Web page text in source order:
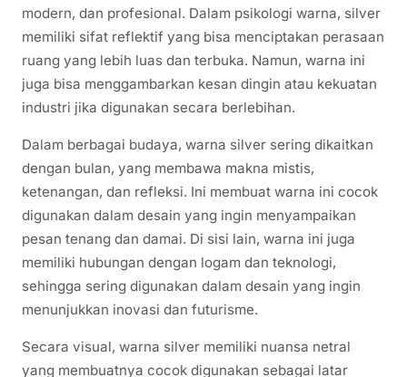
modern, dan profesional. Dalam psikologi warna, silver
memiliki sifat reflektif yang bisa menciptakan perasaan
ruang yang lebih luas dan terbuka. Namun, warna ini
juga bisa menggambarkan kesan dingin atau kekuatan
industri jika digunakan secara berlebihan.
Dalam berbagai budaya, warna silver sering dikaitkan
dengan bulan, yang membawa makna mistis,
ketenangan, dan refleksi. Ini membuat warna ini cocok
digunakan dalam desain yang ingin menyampaikan
pesan tenang dan damai. Di sisi lain, warna ini juga
memiliki hubungan dengan logam dan teknologi,
sehingga sering digunakan dalam desain yang ingin
menunjukkan inovasi dan futurisme.
Secara visual, warna silver memiliki nuansa netral
yang membuatnya cocok digunakan sebagai latar